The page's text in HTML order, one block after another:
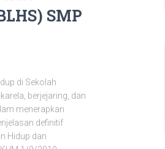
SMP
di Sekolah
berjejaring, dan
menerapkan
definitif
Hidup dan